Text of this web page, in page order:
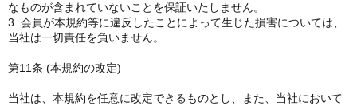
なものが含まれていないことを保証いたしません。
3. 会員が本規約等に違反したことによって生じた損害については、
当社は一切責任を負いません。
第11条 (本規約の改定)
当社は、本規約を任意に改定できるものとし、また、当社において